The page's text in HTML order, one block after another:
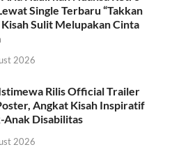
Single Terbaru “Takkan
Kisah Sulit Melupakan Cinta
2026
Rilis Official Trailer
Angkat Kisah Inspiratif
Anak Disabilitas
2026